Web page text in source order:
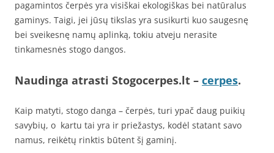
pagamintos čerpės yra visiškai ekologiškas bei natūralus
gaminys. Taigi, jei jūsų tikslas yra susikurti kuo saugesnę
bei sveikesnę namų aplinką, tokiu atveju nerasite
tinkamesnės stogo dangos.
Naudinga atrasti Stogocerpes.lt – cerpes.
Kaip matyti, stogo danga – čerpės, turi ypač daug puikių
savybių, o kartu tai yra ir priežastys, kodėl statant savo
namus, reikėtų rinktis būtent šį gaminį.